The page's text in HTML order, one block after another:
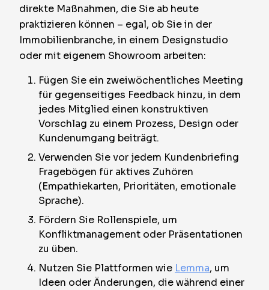
direkte Maßnahmen, die Sie ab heute
praktizieren können – egal, ob Sie in der
Immobilienbranche, in einem Designstudio
oder mit eigenem Showroom arbeiten:
Fügen Sie ein zweiwöchentliches Meeting
für gegenseitiges Feedback hinzu, in dem
jedes Mitglied einen konstruktiven
Vorschlag zu einem Prozess, Design oder
Kundenumgang beiträgt.
Verwenden Sie vor jedem Kundenbriefing
Fragebögen für aktives Zuhören
(Empathiekarten, Prioritäten, emotionale
Sprache).
Fördern Sie Rollenspiele, um
Konfliktmanagement oder Präsentationen
zu üben.
Nutzen Sie Plattformen wie Lemma, um
Ideen oder Änderungen, die während einer